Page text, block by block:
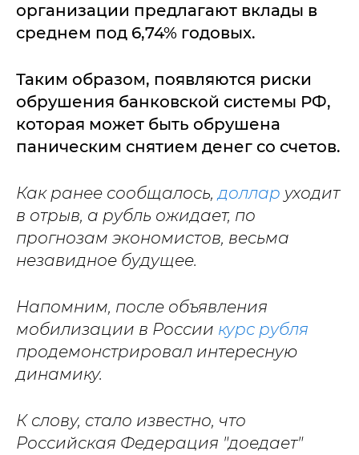
организации предлагают вклады в
среднем под 6,74% годовых.
Таким образом, появляются риски
обрушения банковской системы РФ,
которая может быть обрушена
паническим снятием денег со счетов.
Как ранее сообщалось,доллар уходит
в отрыв, а рубль ожидает, по
прогнозам экономистов, весьма
незавидное будущее.
Напомним, после объявления
мобилизации в России курс рубля
продемонстрировал интересную
динамику.
К слову, стало известно, что
Российская Федерация "доедает"